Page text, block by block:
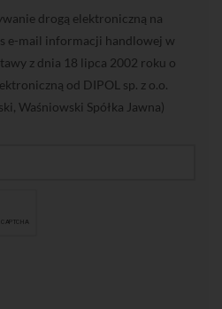
drogą elektroniczną na
e-mail informacji handlowej w
z dnia 18 lipca 2002 roku o
od DIPOL sp. z o.o.
Waśniowski Spółka Jawna)